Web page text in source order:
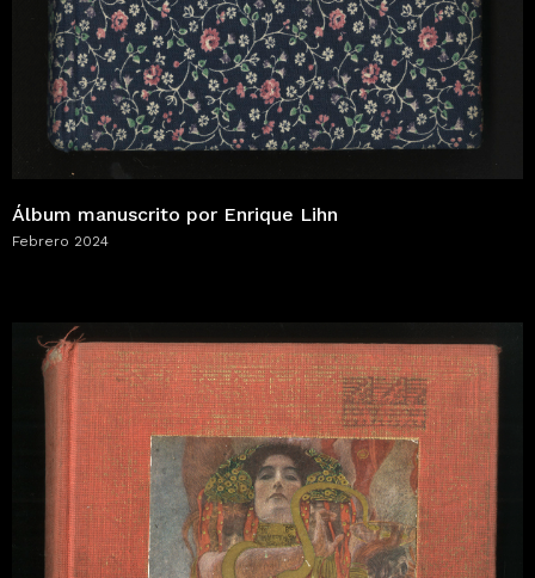
Álbum manuscrito por Enrique Lihn
Febrero 2024